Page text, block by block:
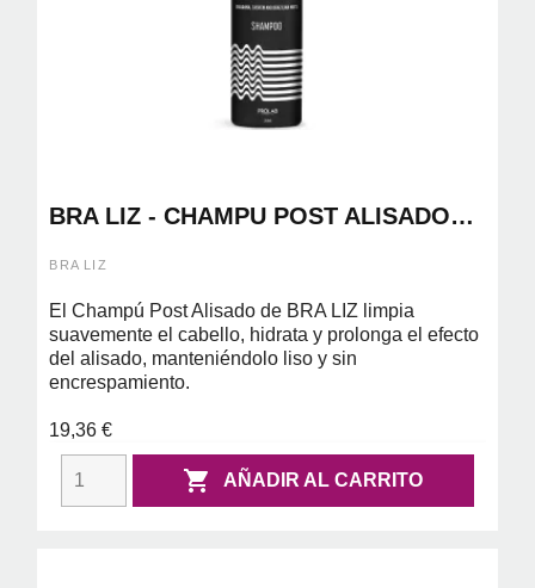
BRA LIZ - CHAMPU POST ALISADO
BRA LIZ
El Champú Post Alisado de BRA LIZ limpia
suavemente el cabello, hidrata y prolonga el efecto
del alisado, manteniéndolo liso y sin
encrespamiento.
19,36 €
 AÑADIR AL CARRITO